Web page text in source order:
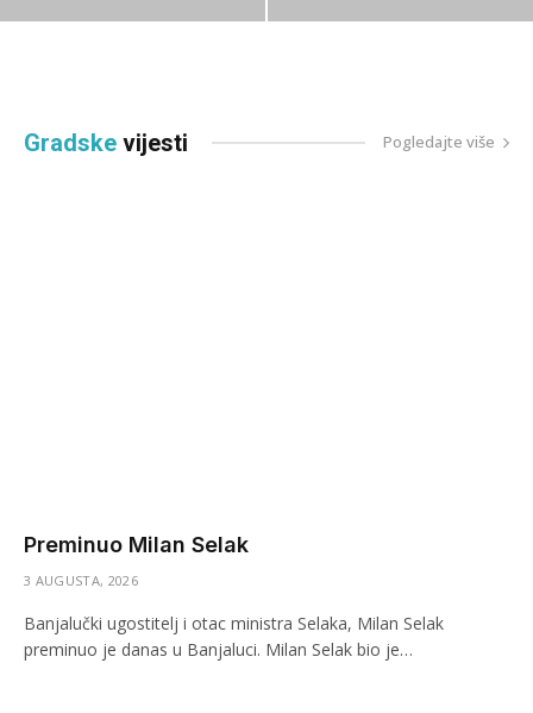
Gradske vijesti Pogledajte više
Preminuo Milan Selak
3 AUGUSTA, 2026
Banjalučki ugostitelj i otac ministra Selaka, Milan Selak
preminuo je danas u Banjaluci. Milan Selak bio je…